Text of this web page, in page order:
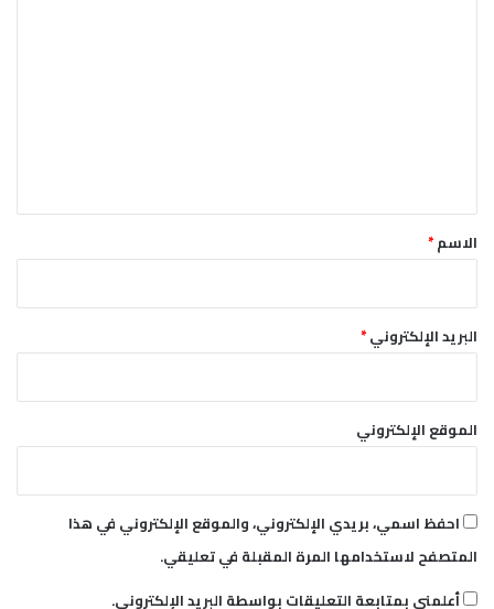
*الاسم*
البريد الإلكتروني*
الموقع الإلكتروني
احفظ اسمي، بريدي الإلكتروني، والموقع الإلكتروني في هذا
المتصفح لاستخدامها المرة المقبلة في تعليقي.
أعلمني بمتابعة التعليقات بواسطة البريد الإلكتروني.